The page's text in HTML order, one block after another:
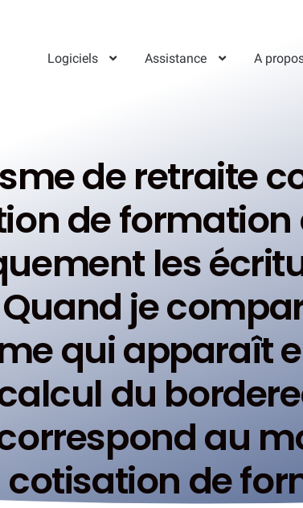
Logiciels Assistance A
de retraite
de formation
les
je
qui apparaît
du
au
cotisation de